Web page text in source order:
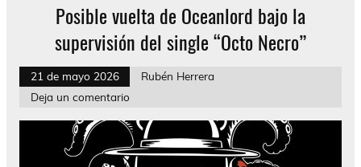
Posible vuelta de Oceanlord bajo la
supervisión del single “Octo Necro”
21 de mayo 2026
Rubén Herrera
Deja un comentario